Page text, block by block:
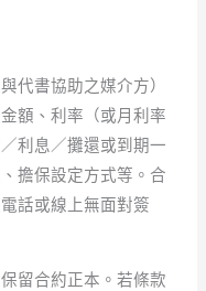
代書協助之媒介方）
額、利率（或月利率
利息／攤還或到期一
擔保設定方式等。合
話或線上無面對簽
留合約正本。若條款